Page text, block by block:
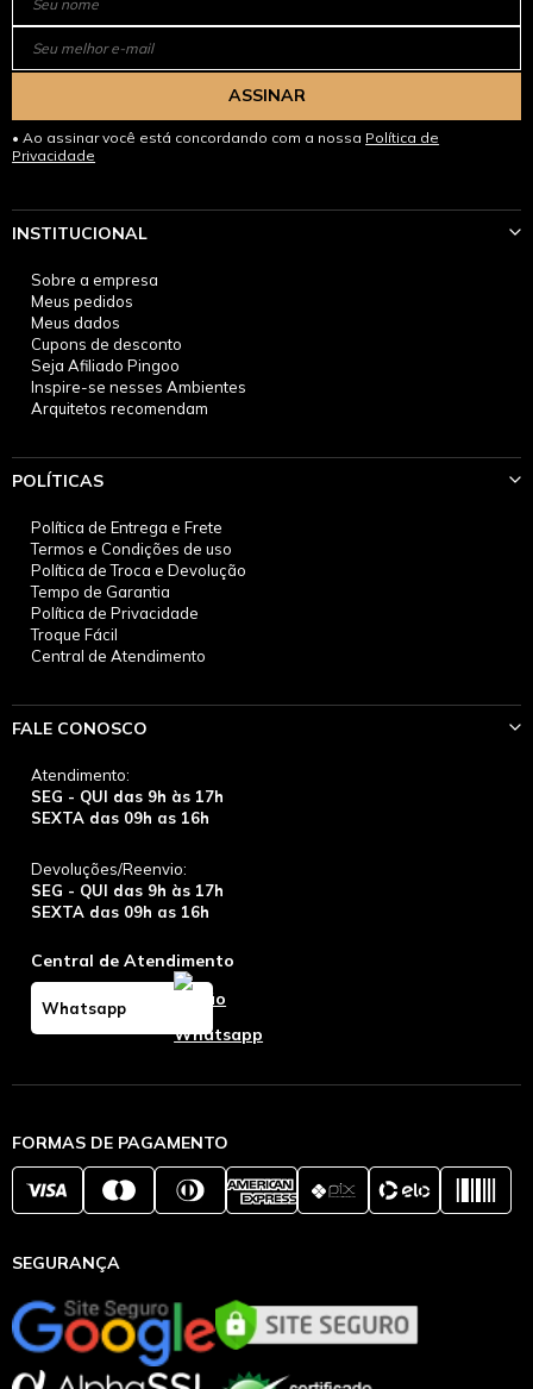
ASSINAR
Ao assinar você está concordando com a nossa Política de
Privacidade
INSTITUCIONAL
Sobre a empresa
Meus pedidos
Meus dados
Cupons de desconto
Seja Afiliado Pingoo
Inspire-se nesses Ambientes
Arquitetos recomendam
POLÍTICAS
Política de Entrega e Frete
Termos e Condições de uso
Política de Troca e Devolução
Tempo de Garantia
Política de Privacidade
Troque Fácil
Central de Atendimento
FALE CONOSCO
Atendimento:
SEG - QUI das 9h às 17h
SEXTA das 09h as 16h
Devoluções/Reenvio:
SEG - QUI das 9h às 17h
SEXTA das 09h as 16h
Central de Atendimento
Whatsapp
FORMAS DE PAGAMENTO
SEGURANÇA